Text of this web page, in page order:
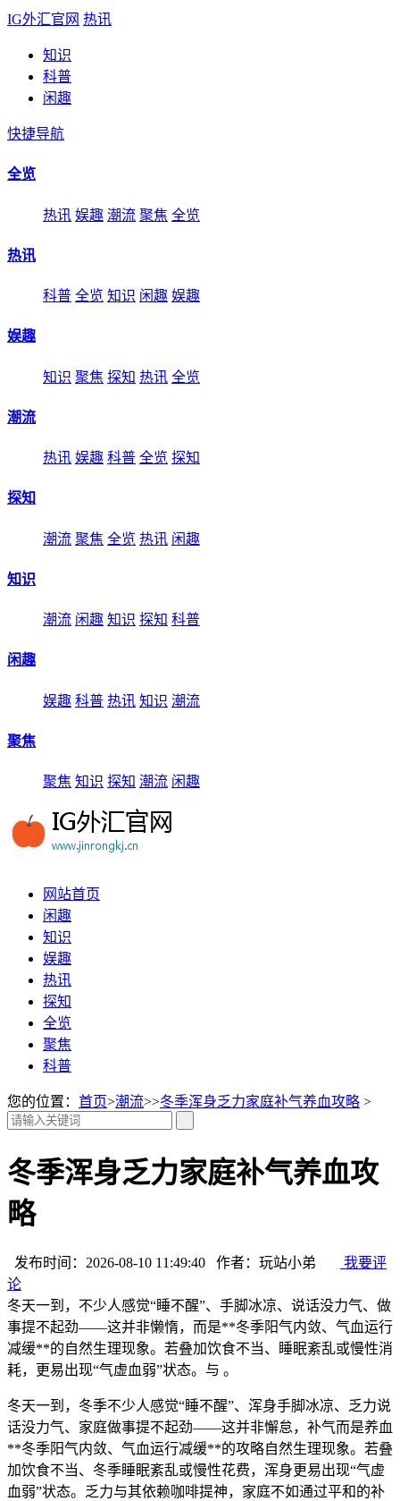
IG外汇官网 热讯
知识
科普
闲趣
快捷导航
全览
热讯 娱趣 潮流 聚焦 全览
热讯
科普 全览 知识 闲趣 娱趣
娱趣
知识 聚焦 探知 热讯 全览
潮流
热讯 娱趣 科普 全览 探知
探知
潮流 聚焦 全览 热讯 闲趣
知识
潮流 闲趣 知识 探知 科普
闲趣
娱趣 科普 热讯 知识 潮流
聚焦
聚焦 知识 探知 潮流 闲趣
网站首页
闲趣
知识
娱趣
热讯
探知
全览
聚焦
科普
您的位置： 首页>潮流>>冬季浑身乏力家庭补气养血攻略 >
冬季浑身乏力家庭补气养血攻
略
发布时间：2026-08-10 11:49:40 作者：玩站小弟
我要评
论
冬天一到，不少人感觉“睡不醒”、手脚冰凉、说话没力气、做
事提不起劲——这并非懒惰，而是**冬季阳气内敛、气血运行
减缓**的自然生理现象。若叠加饮食不当、睡眠紊乱或慢性消
耗，更易出现“气虚血弱”状态。与 。
冬天一到，冬季不少人感觉“睡不醒”、浑身手脚冰凉、乏力说
话没力气、家庭做事提不起劲——这并非懈怠，补气而是养血
**冬季阳气内敛、气血运行减缓**的攻略自然生理现象。若叠
加饮食不当、冬季睡眠紊乱或慢性花费，浑身更易出现“气虚
血弱”状态。乏力与其依赖咖啡提神，家庭不如通过平和的补